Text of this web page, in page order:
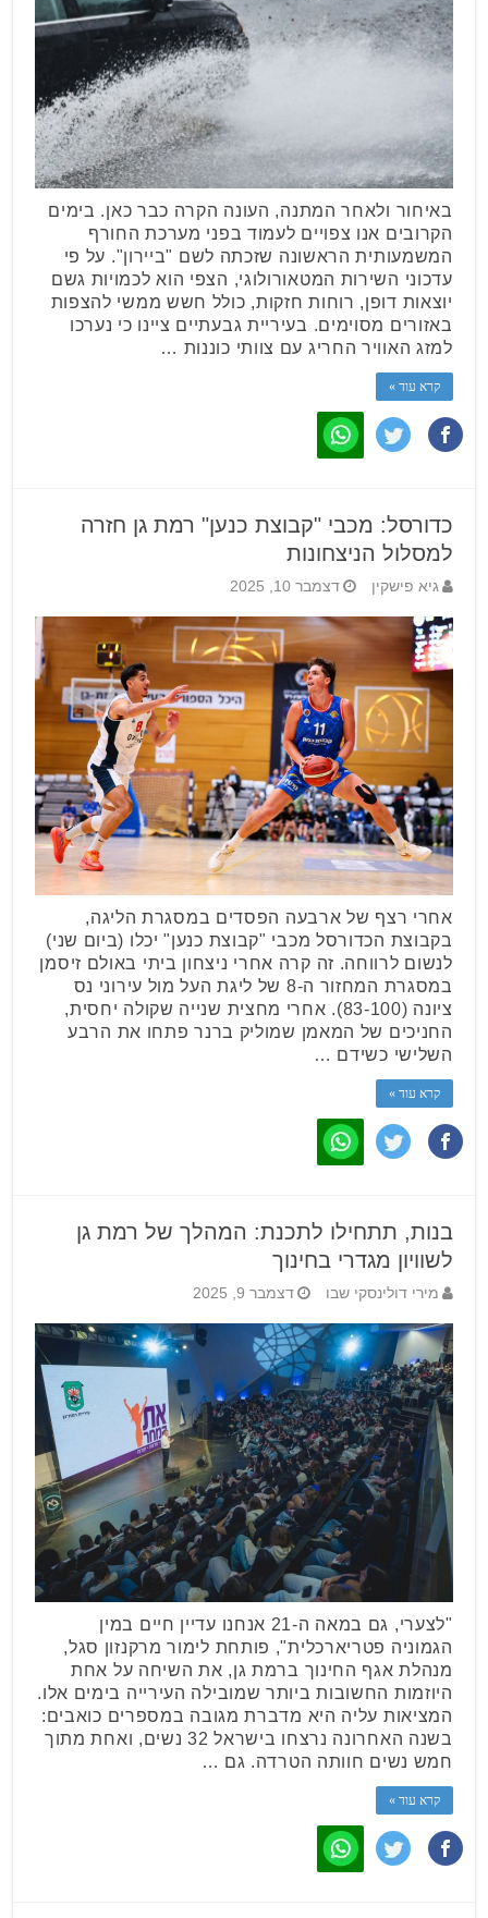
באיחור ולאחר המתנה, העונה הקרה כבר כאן. בימים
הקרובים אנו צפויים לעמוד בפני מערכת החורף
המשמעותית הראשונה שזכתה לשם "ביירון". על פי
עדכוני השירות המטאורולוגי, הצפי הוא לכמויות גשם
יוצאות דופן, רוחות חזקות, כולל חשש ממשי להצפות
באזורים מסוימים. בעיריית גבעתיים ציינו כי נערכו
למזג האוויר החריג עם צוותי כוננות …
קרא עוד »
כדורסל: מכבי "קבוצת כנען" רמת גן חזרה
למסלול הניצחונות
גיא פישקין דצמבר 10, 2025
אחרי רצף של ארבעה הפסדים במסגרת הליגה,
בקבוצת הכדורסל מכבי "קבוצת כנען" יכלו (ביום שני)
לנשום לרווחה. זה קרה אחרי ניצחון ביתי באולם זיסמן
במסגרת המחזור ה-8 של ליגת העל מול עירוני נס
ציונה (83-100). אחרי מחצית שנייה שקולה יחסית,
החניכים של המאמן שמוליק ברנר פתחו את הרבע
השלישי כשידם …
קרא עוד »
בנות, תתחילו לתכנת: המהלך של רמת גן
לשוויון מגדרי בחינוך
מירי דולינסקי שבו דצמבר 9, 2025
"לצערי, גם במאה ה-21 אנחנו עדיין חיים במין
הגמוניה פטריארכלית", פותחת לימור מרקנזון סגל,
מנהלת אגף החינוך ברמת גן, את השיחה על אחת
היוזמות החשובות ביותר שמובילה העירייה בימים אלו.
המציאות עליה היא מדברת מגובה במספרים כואבים:
בשנה האחרונה נרצחו בישראל 32 נשים, ואחת מתוך
חמש נשים חוותה הטרדה. גם …
קרא עוד »